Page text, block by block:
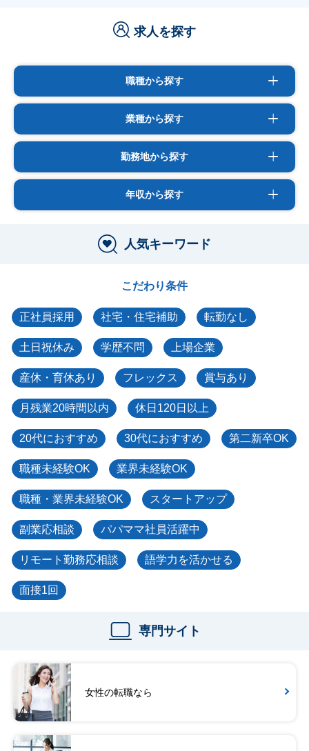
求人を探す
職種から探す
業種から探す
勤務地から探す
年収から探す
人気キーワード
こだわり条件
正社員採用 社宅・住宅補助 転勤なし
土日祝休み 学歴不問 上場企業
産休・育休あり フレックス 賞与あり
月残業20時間以内 休日120日以上
20代におすすめ 30代におすすめ 第二新卒OK
職種未経験OK 業界未経験OK
職種・業界未経験OK スタートアップ
副業応相談 パパママ社員活躍中
リモート勤務応相談 語学力を活かせる
面接1回
専門サイト
女性の転職なら